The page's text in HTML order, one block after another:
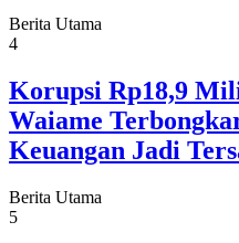
Berita Utama
4
Korupsi Rp18,9
Waiame
Keuangan Jadi
Berita Utama
5